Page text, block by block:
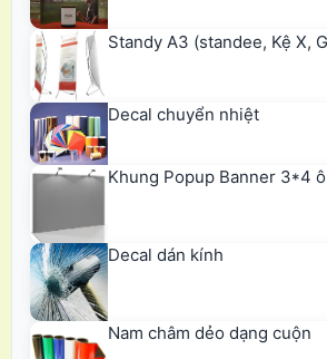
Standy A3 (standee, Kệ X,
Decal chuyển nhiệt
Khung Popup Banner 3*4
Decal dán kính
Nam châm dẻo dạng cuộn